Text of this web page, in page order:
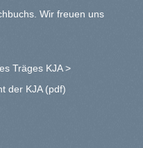
Wir freuen uns
Träges KJA >
der KJA(pdf)